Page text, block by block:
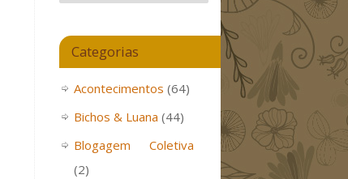
Categorias
Acontecimentos (64)
Bichos & Luana (44)
Blogagem Coletiva
(2)